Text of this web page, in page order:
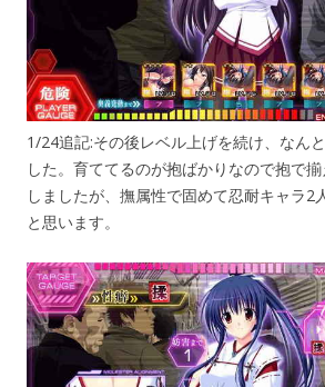
1/24追記:その後レベル上げを続け、なん
した。育ててるのが抱ばかりなので抱で
しましたが、撫属性で固めて忍耐キャラ2
と思います。